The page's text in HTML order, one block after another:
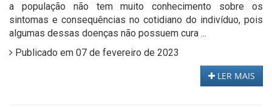
a população não tem muito conhecimento sobre os
sintomas e consequências no cotidiano do indivíduo, pois
algumas dessas doenças não possuem cura ...
Publicado em 07 de fevereiro de 2023
LER MAIS